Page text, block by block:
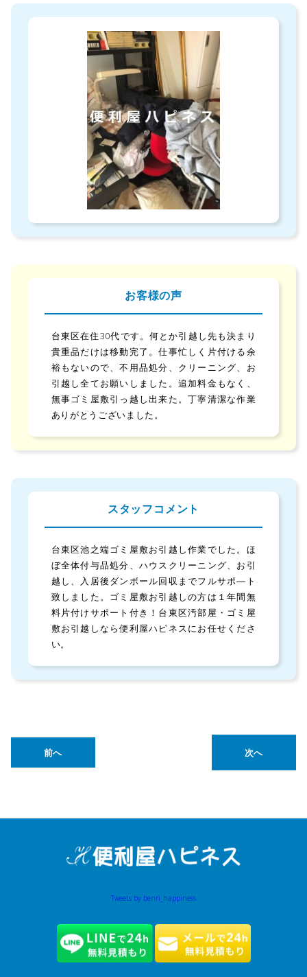
お客様の声
台東区在住30代です。何とか引越し先も決まり
貴重品だけは移動完了。仕事忙しく片付ける余
裕もないので、不用品処分、クリーニング、お
引越し全てお願いしました。追加料金もなく、
無事ゴミ屋敷引っ越し出来た。丁寧清潔な作業
ありがとうございました。
スタッフコメント
台東区池之端ゴミ屋敷お引越し作業でした。ほ
ぼ全体付与品処分、ハウスクリーニング、お引
越し、入居後ダンボール回収までフルサポ―ト
致しました。ゴミ屋敷お引越しの方は１年間無
料片付けサポート付き！台東区汚部屋・ゴミ屋
敷お引越しなら便利屋ハピネスにお任せくださ
い。
前へ 次へ
Tweets by benri_happiness